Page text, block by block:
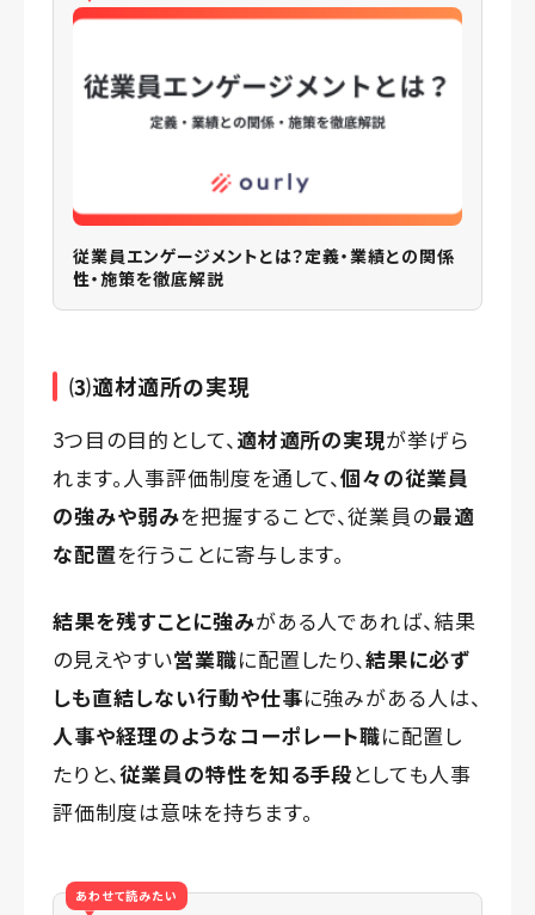
従業員エンゲージメントとは？定義・業績との関係
性・施策を徹底解説
⑶適材適所の実現
3つ目の目的として、適材適所の実現が挙げら
れます。人事評価制度を通して、個々の従業員
の強みや弱みを把握することで、従業員の最適
な配置を行うことに寄与します。
結果を残すことに強みがある人であれば、結果
の見えやすい営業職に配置したり、結果に必ず
しも直結しない行動や仕事に強みがある人は、
人事や経理のようなコーポレート職に配置し
たりと、従業員の特性を知る手段としても人事
評価制度は意味を持ちます。
あわせて読みたい